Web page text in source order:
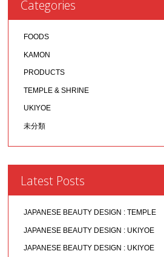
Categories
FOODS
KAMON
PRODUCTS
TEMPLE & SHRINE
UKIYOE
未分類
Latest Posts
JAPANESE BEAUTY DESIGN : TEMPLE
JAPANESE BEAUTY DESIGN : UKIYOE
JAPANESE BEAUTY DESIGN : UKIYOE